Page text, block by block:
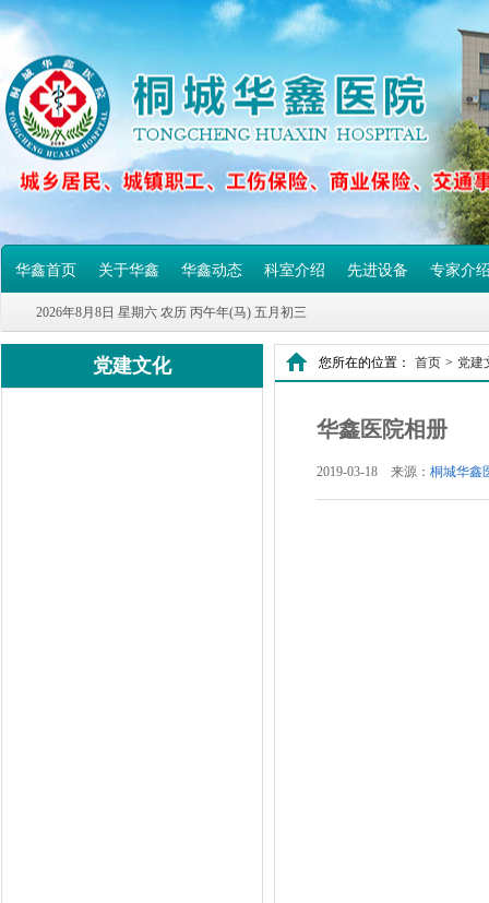
华鑫首页 关于华鑫 华鑫动态 科室介绍 先进设备 专家介
2026年8月8日 星期六 农历 丙午年(马) 五月初三
党建文化 您所在的位置： 首页 > 党建
华鑫医院相册
2019-03-18 来源： 桐城华鑫